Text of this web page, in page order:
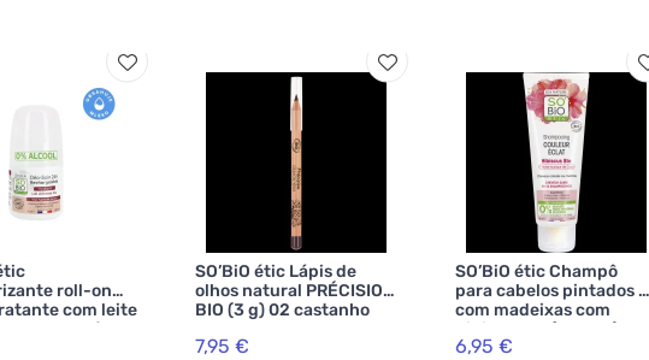
roll-on
com leite
- recarregável
- também
SO’BiO étic Lápis de
olhos natural PRÉCISION
BIO (3 g) 02 castanho
olhos
7,95 €
SO’BiO étic Champô
para cabelos pintados e
com madeixas com
hibisco BIO (250 ml) -
mantém a cor radiante
6,95 €